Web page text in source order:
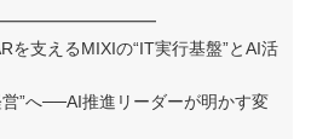
を支えるMIXIの“IT実行基盤”とAI活
”へ──AI推進リーダーが明かす変